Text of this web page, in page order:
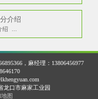
介绍
绍 ...
，麻经理：13806456977
龙口市麻家工业园
图